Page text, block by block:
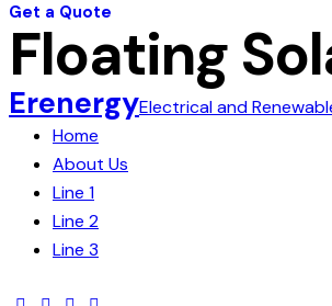
Get a Quote
Floating
ErenergyElectrical and
Home
About Us
Line 1
Line 2
Line 3